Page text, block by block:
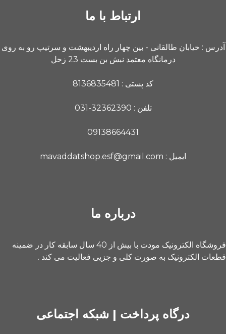
ارتباط با ما
آدرس : خیابان طالقانی - بین چهار راه اردیبهشت و سرتیپ رو به روی
درمانگاه معتمد نبش بن بست 23 زحل
کد پستی : 8136835481
تلفن : 32362390-031
09138664431
ایمیل : mavaddatshop.esf@gmail.com
درباره ما
فروشگاه الکترونیک مودت با بیش از 40 سال سابقه کار در ضمینه
قطعات الکترونیک به صورت کلی و جزیی فعالیت می کند .
درگاه پرداخت | شبکه اجتماعی